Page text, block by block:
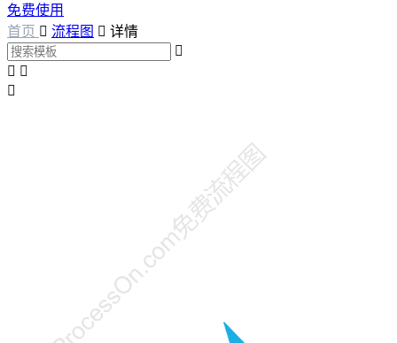
免费使用
首页  流程图  详情

 
